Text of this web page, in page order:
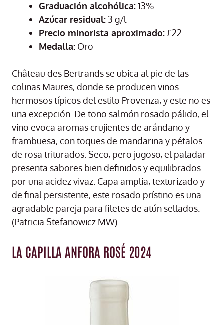
Graduación alcohólica:13%
Azúcar residual: 3 g/l
Precio minorista aproximado:£22
Medalla: Oro
Château des Bertrands se ubica al pie de las
colinas Maures, donde se producen vinos
hermosos típicos del estilo Provenza, y este no es
una excepción. De tono salmón rosado pálido, el
vino evoca aromas crujientes de arándano y
frambuesa, con toques de mandarina y pétalos
de rosa triturados. Seco, pero jugoso, el paladar
presenta sabores bien definidos y equilibrados
por una acidez vivaz. Capa amplia, texturizado y
de final persistente, este rosado prístino es una
agradable pareja para filetes de atún sellados.
(Patricia Stefanowicz MW)
LA CAPILLA ANFORA ROSÉ 2024